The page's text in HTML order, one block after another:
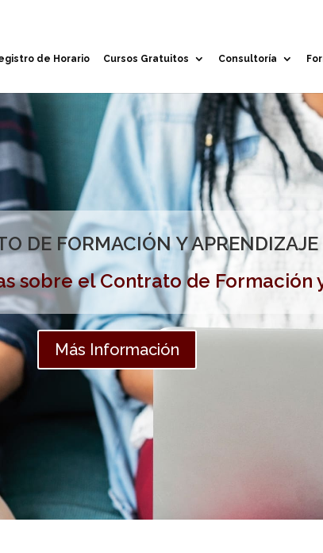
de Horario Cursos Gratuitos Consultoría
DE FORMACIÓN Y APRENDIZAJE
sobre el Contrato de Formación
Más Información